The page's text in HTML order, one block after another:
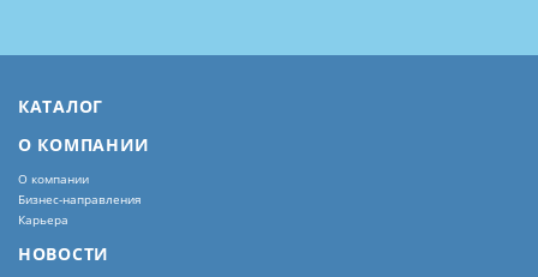
КАТАЛОГ
О КОМПАНИИ
О компании
Бизнес-направления
Карьера
НОВОСТИ